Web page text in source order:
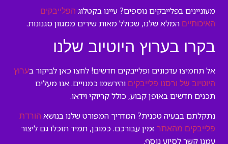
מעוניינים בפלייבקים נוספים? עיינו בקטלוג הפלייבקים
האיכותיים המלא שלנו, שכולל מאות שירים ממגוון סגנונות.
בקרו בערוץ היוטיוב שלנו
אל תחמיצו עדכונים ופלייבקים חדשים! לחצו כאן לביקור בערוץ
היוטיוב של ורסנו פלייבקים והירשמו כמנויים. אנו מעלים
תכנים חדשים באופן קבוע, כולל קריוקי וידאו.
נתקלתם בבעיה טכנית? המדריך המפורט שלנו בנושא הורדת
פלייבקים מהאתר זמין עבורכם. כמובן, תמיד תוכלו גם ליצור
עמנו קשר לסיוע נוסף.